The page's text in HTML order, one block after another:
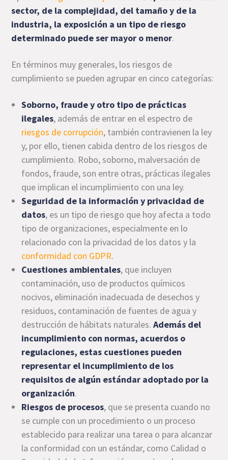
sector, de la complejidad, del tamaño y de la
industria, la exposición a un tipo de riesgo
determinado puede ser mayor o menor.
En términos muy generales, los riesgos de
cumplimiento se pueden agrupar en cinco categorías:
Soborno, fraude y otro tipo de prácticas
ilegales, además de entrar en el espectro de
riesgos de corrupción, también contravienen la ley
y, por ello, tienen cabida dentro de los riesgos de
cumplimiento. Robo, soborno, malversación de
fondos, fraude, son entre otras, prácticas ilegales
que implican el incumplimiento con una ley.
Seguridad de la información y privacidad de
datos, es un tipo de riesgo que hoy afecta a todo
tipo de organizaciones, especialmente en lo
relacionado con la privacidad de los datos y la
conformidad con GDPR.
Cuestiones ambientales, que incluyen
contaminación, uso de productos químicos
nocivos, eliminación inadecuada de desechos y
residuos, contaminación de fuentes de agua y
destrucción de hábitats naturales.Además del
incumplimiento con normas, acuerdos o
regulaciones, estas cuestiones pueden
representar el incumplimiento de los
requisitos de algún estándar adoptado por la
organización.
Riesgos de procesos, que se presenta cuando no
se cumple con un procedimiento o un proceso
establecido para realizar una tarea o para alcanzar
la conformidad con un estándar, como Calidad o